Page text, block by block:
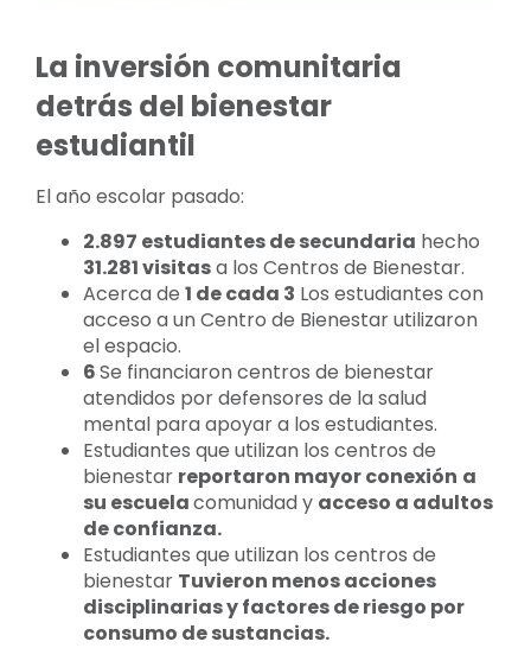
La inversión comunitaria
detrás del bienestar
estudiantil
El año escolar pasado:
2.897 estudiantes de secundaria hecho
31.281 visitasa los Centros de Bienestar.
Acerca de 1 de cada 3 Los estudiantes con
acceso a un Centro de Bienestar utilizaron
el espacio.
6Se financiaron centros de bienestar
atendidos por defensores de la salud
mental para apoyar a los estudiantes.
Estudiantes que utilizan los centros de
bienestar reportaron mayor conexión a
su escuelacomunidad y acceso a adultos
de confianza.
Estudiantes que utilizan los centros de
bienestar Tuvieron menos acciones
disciplinarias y factores de riesgo por
consumo de sustancias.